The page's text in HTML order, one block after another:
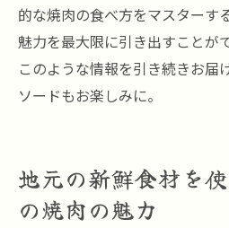
的な焼肉の食べ方をマスターす
魅力を最大限に引き出すことが
このような情報を引き続きお届
ソードもお楽しみに。
地元の新鮮食材を
の焼肉の魅力